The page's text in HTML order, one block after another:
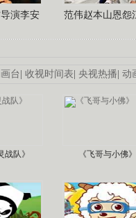
演李安 范伟赵本山恩怨
台| 收视时间表| 央视热播| 动
战队》 《飞哥与小佛》